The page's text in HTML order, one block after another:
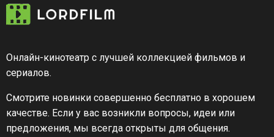
Онлайн-кинотеатр с лучшей коллекцией фильмов и
сериалов.
Смотрите новинки совершенно бесплатно в хорошем
качестве. Если у вас возникли вопросы, идеи или
предложения, мы всегда открыты для общения.